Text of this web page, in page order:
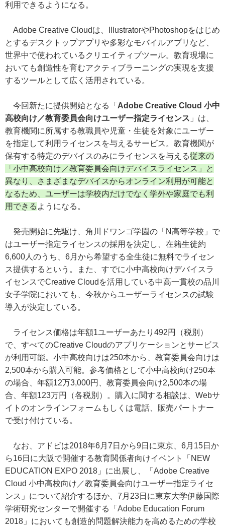
利用できるようになる。
Adobe Creative Cloudは、IllustratorやPhotoshopをはじめ
とするデスクトップアプリや多彩なモバイルアプリなど、
世界中で使われているクリエイティブツール。教育現場に
おいても創造性を育むアクティブラーニングの実現を支援
するツールとして広く活用されている。
今回新たに提供開始となる「 Adobe Creative Cloud 小中
高校向け／教育委員会向けユーザー指定ライセンス 」は、
教育機関に所属する教職員や児童・生徒を対象にユーザー
を指定して利用ライセンスを与えるサービス。教育機関が
保有する特定のデバイスのみにライセンスを与える従来の
「小中高校向け／教育委員会向けデバイスライセンス」と
異なり、さまざまなデバイスからオンライン利用が可能と
なるため、ユーザーは学校内だけでなく学外や家庭でも利
用できる ようになる。
発売開始に先駆け、角川ドワンゴ学園の「N高等学校」で
はユーザー指定ライセンスの採用を決定し、在籍生徒約
6,600人のうち、6月から希望する全生徒に無料でライセン
ス提供するという。また、すでに小中高校向けデバイスラ
イセンスでCreative Cloudを活用している中高一貫校の品川
女子学院においても、今秋からユーザーライセンスの試験
導入が決定している。
ライセンス価格は年額1ユーザーあたり492円（税別）
で、すべてのCreative Cloudのアプリケーションとサービス
が利用可能。小中高校向けは250本から、教育委員会向けは
2,500本から購入可能。参考価格として小中高校向け250本
の場合、年額12万3,000円、教育委員会向け2,500本の場
合、年額123万円（各税別）。購入に関する相談は、Webサ
イトのオンラインフォームもしくは電話、販売パートナー
で受け付けている。
なお、アドビは2018年6月7日から9日に東京、6月15日か
ら16日に大阪で開催する教育関係者向けイベント「NEW
EDUCATION EXPO 2018」に出展し、「Adobe Creative
Cloud 小中高校向け／教育委員会向けユーザー指定ライセ
ンス」について紹介するほか、7月23日に東京大学伊藤国際
学術研究センターで開催する「Adobe Education Forum
2018」においても創造的問題解決能力を高めるための学校